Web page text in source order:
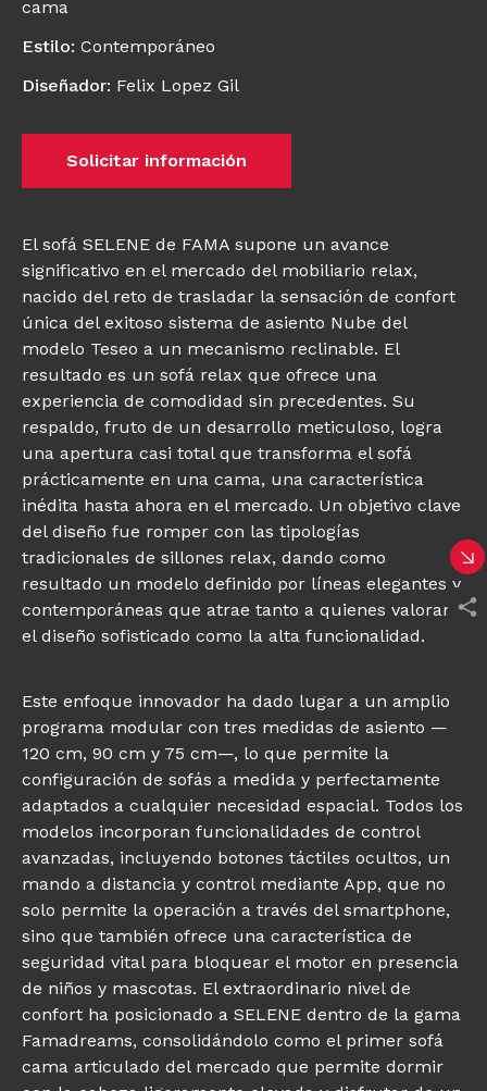
cama
Estilo: Contemporáneo
Diseñador: Felix Lopez Gil
Solicitar información
El sofá SELENE de FAMA supone un avance
significativo en el mercado del mobiliario relax,
nacido del reto de trasladar la sensación de confort
única del exitoso sistema de asiento Nube del
modelo Teseo a un mecanismo reclinable. El
resultado es un sofá relax que ofrece una
experiencia de comodidad sin precedentes. Su
respaldo, fruto de un desarrollo meticuloso, logra
una apertura casi total que transforma el sofá
prácticamente en una cama, una característica
inédita hasta ahora en el mercado. Un objetivo clave
del diseño fue romper con las tipologías
tradicionales de sillones relax, dando como
resultado un modelo definido por líneas elegantes y
contemporáneas que atrae tanto a quienes valoran
el diseño sofisticado como la alta funcionalidad.
Este enfoque innovador ha dado lugar a un amplio
programa modular con tres medidas de asiento —
120 cm, 90 cm y 75 cm—, lo que permite la
configuración de sofás a medida y perfectamente
adaptados a cualquier necesidad espacial. Todos los
modelos incorporan funcionalidades de control
avanzadas, incluyendo botones táctiles ocultos, un
mando a distancia y control mediante App, que no
solo permite la operación a través del smartphone,
sino que también ofrece una característica de
seguridad vital para bloquear el motor en presencia
de niños y mascotas. El extraordinario nivel de
confort ha posicionado a SELENE dentro de la gama
Famadreams, consolidándolo como el primer sofá
cama articulado del mercado que permite dormir